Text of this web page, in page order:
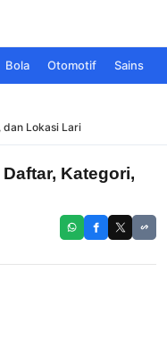
Bola Otomotif Sains
dan Lokasi Lari
Kategori,